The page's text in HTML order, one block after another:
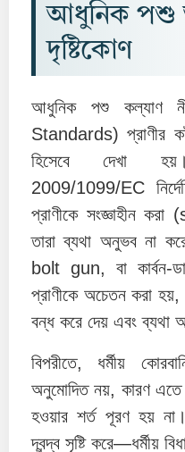
আধুনিক পশু
দৃষ্টিকোণ
আধুনিক পশু কল্যাণ
Standards) প্রাণীর
হিসেবে দেখা
2009/1099/EC
প্রাণীকে সংজ্ঞাহীন
তারা ব্যথা অনুভব না
bolt gun, বা কার্বন-
প্রাণীকে অচেতন করা হয়,
বন্ধ করে দেয় এবং ব্যথা
বিপরীতে, ধর্মীয়
অনুমোদিত নয়, কারণ এতে
হওয়ার শর্ত পূরণ হয়
দ্বন্দ্ব সৃষ্টি করে—ধর্মীয়